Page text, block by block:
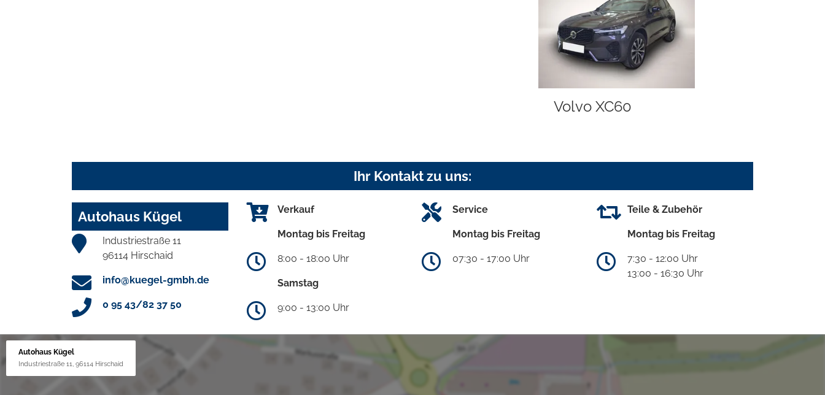
Volvo XC60
Ihr Kontakt zu uns:
Autohaus Kügel
Industriestraße 11
96114 Hirschaid
info@kuegel-gmbh.de
0 95 43/82 37 50
Verkauf
Montag bis Freitag
8:00 - 18:00 Uhr
Samstag
9:00 - 13:00 Uhr
Service
Montag bis Freitag
07:30 - 17:00 Uhr
Teile & Zubehör
Montag bis Freitag
7:30 - 12:00 Uhr
13:00 - 16:30 Uhr
Autohaus Kügel
Industriestraße 11, 96114 Hirschaid